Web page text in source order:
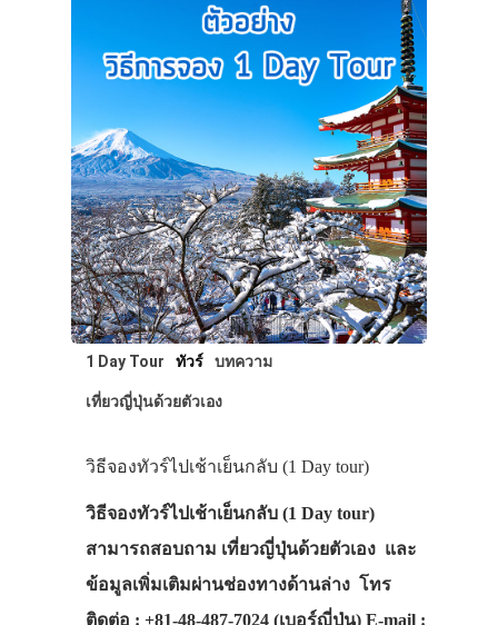
1 Day Tour ทัวร์ บทความ
เที่ยวญี่ปุ่นด้วยตัวเอง
วิธีจองทัวร์ไปเช้าเย็นกลับ (1 Day tour)
วิธีจองทัวร์ไปเช้าเย็นกลับ (1 Day tour)
สามารถสอบถาม เที่ยวญี่ปุ่นด้วยตัวเอง และ
ข้อมูลเพิ่มเติมผ่านช่องทางด้านล่าง โทร
ติดต่อ : +81-48-487-7024 (เบอร์ญี่ปุ่น) E-mail :